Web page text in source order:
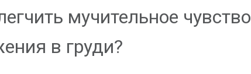
мучительное чувство
в груди?